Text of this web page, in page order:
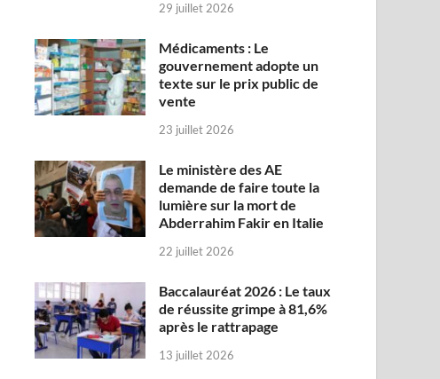
29 juillet 2026
Médicaments : Le
gouvernement adopte un
texte sur le prix public de
vente
23 juillet 2026
Le ministère des AE
demande de faire toute la
lumière sur la mort de
Abderrahim Fakir en Italie
22 juillet 2026
Baccalauréat 2026 : Le taux
de réussite grimpe à 81,6%
après le rattrapage
13 juillet 2026